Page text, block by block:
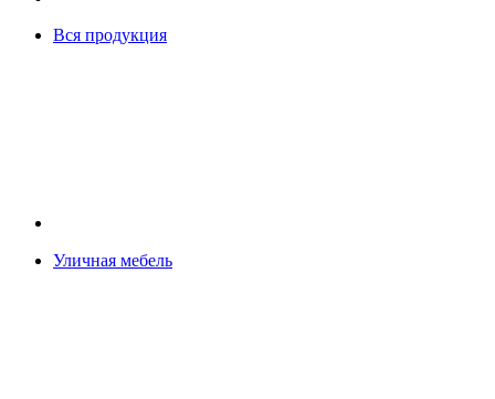
Вся продукция
Уличная мебель